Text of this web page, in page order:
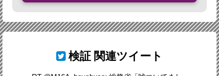
検証 関連ツイート